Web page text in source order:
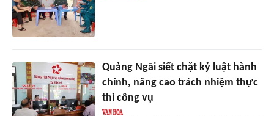
Quảng Ngãi siết chặt kỷ luật hành
chính, nâng cao trách nhiệm thực
thi công vụ